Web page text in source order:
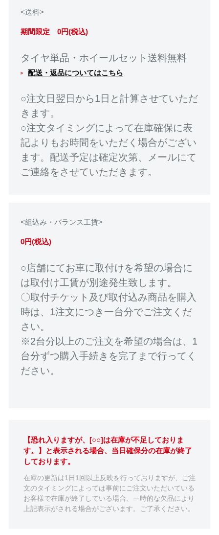
<送料>
期間限定 0円(税込)
タイヤ単品・ホイールセット送料無料
配送・返品についてはこちら
○注文日翌日から1日と計算させていただ
きます。
○注文タイミングによって在庫確保に表
記よりもお時間をいただく場合がござい
ます。配送予定は確定次第、メールにて
ご連絡をさせていただきます。
<組込み・バランス工賃>
0円(税込)
○店舗にてお車に取付けを希望の場合に
は取付け工賃が別途発生致します。
〇取付チケット及び取付込み商品を購入
時は、1注文につき一台分でご注文くだ
さい。
※2台分以上のご注文を希望の場合は、1
台分ずつ購入手続きを完了まで行ってく
ださい。
【恐れ入りますが、[○○]は在庫が不足しておりま
す。】と表示される場合、当日確保分の在庫が終了
しております。
在庫の更新は1日1回以上反映を行っておりますが、ご注
文のタイミングによっては事前にご注文いただいている
お客様で在庫が終了している場合、一時的な欠品により
上記表示がされる場合がございます。ご了承ください。